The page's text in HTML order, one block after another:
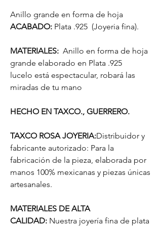
Anillo grande en forma de hoja
ACABADO: Plata .925 (Joyeria fina).
MATERIALES: Anillo en forma de hoja
grande elaborado en Plata .925
lucelo está espectacular, robará las
miradas de tu mano
HECHO EN TAXCO., GUERRERO.
TAXCO ROSA JOYERIA:Distribuidor y
fabricante autorizado: Para la
fabricación de la pieza, elaborada por
manos 100% mexicanas y piezas únicas
artesanales.
MATERIALES DE ALTA
CALIDAD: Nuestra joyería fina de plata